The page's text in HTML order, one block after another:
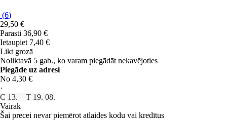
(6)
29,50 €
Parasti 36,90 €
Ietaupiet 7,40 €
Likt grozā
Noliktavā 5 gab., ko varam piegādāt nekavējoties
Piegāde uz adresi
No 4,30 €
·
C 13. – T 19. 08.
Vairāk
Šai precei nevar piemērot atlaides kodu vai kredītus